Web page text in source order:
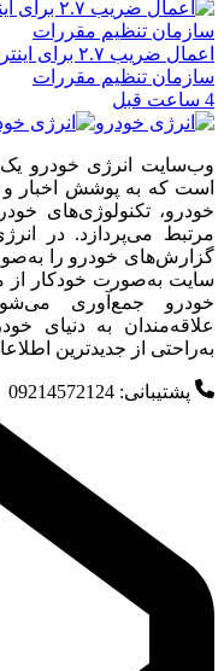
اعمال ضریب
سازمان تنظیم مقررات
4 ساعت قبل
وب‌سایت انرژی خودرو
است که به پوشش اخبار
خودرو، تکنولوژی‌های
مرتبط می‌پردازد. در
گزارش‌های خودرو را
سایت به‌صورت خودکار از
خودرو جمع‌آوری
علاقه‌مندان به دنیای
به‌راحتی از جدیدترین
پشتیبانی: 09214572124